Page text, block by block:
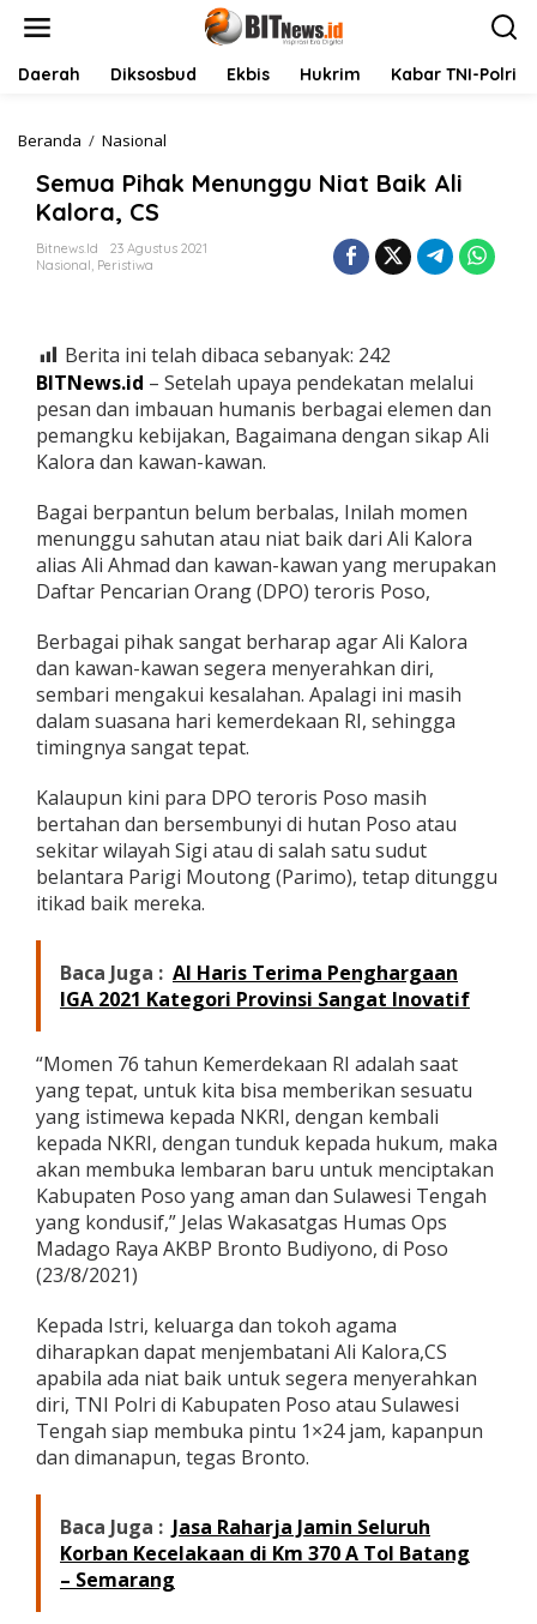
Daerah Diksosbud Ekbis Hukrim Kabar TNI-Polri
Beranda / Nasional
m
P
M
e
u
n
g
u
i
a
t
a
k
A
l
i
K
l
o
r
a
,
C
Semua Pihak Menunggu Niat Baik Ali
Kalora, CS
Bitnews.id
23 Agustus 2021
Nasional, Peristiwa
Berita ini telah dibaca sebanyak: 242
BITNews.id – Setelah upaya pendekatan melalui
pesan dan imbauan humanis berbagai elemen dan
pemangku kebijakan, Bagaimana dengan sikap Ali
Kalora dan kawan-kawan.
Bagai berpantun belum berbalas, Inilah momen
menunggu sahutan atau niat baik dari Ali Kalora
alias Ali Ahmad dan kawan-kawan yang merupakan
Daftar Pencarian Orang (DPO) teroris Poso,
Berbagai pihak sangat berharap agar Ali Kalora
dan kawan-kawan segera menyerahkan diri,
sembari mengakui kesalahan. Apalagi ini masih
dalam suasana hari kemerdekaan RI, sehingga
timingnya sangat tepat.
Kalaupun kini para DPO teroris Poso masih
bertahan dan bersembunyi di hutan Poso atau
sekitar wilayah Sigi atau di salah satu sudut
belantara Parigi Moutong (Parimo), tetap ditunggu
itikad baik mereka.
Baca Juga : Al Haris Terima Penghargaan
IGA 2021 Kategori Provinsi Sangat Inovatif
“Momen 76 tahun Kemerdekaan RI adalah saat
yang tepat, untuk kita bisa memberikan sesuatu
yang istimewa kepada NKRI, dengan kembali
kepada NKRI, dengan tunduk kepada hukum, maka
akan membuka lembaran baru untuk menciptakan
Kabupaten Poso yang aman dan Sulawesi Tengah
yang kondusif,” Jelas Wakasatgas Humas Ops
Madago Raya AKBP Bronto Budiyono, di Poso
(23/8/2021)
Kepada Istri, keluarga dan tokoh agama
diharapkan dapat menjembatani Ali Kalora,CS
apabila ada niat baik untuk segera menyerahkan
diri, TNI Polri di Kabupaten Poso atau Sulawesi
Tengah siap membuka pintu 1×24 jam, kapanpun
dan dimanapun, tegas Bronto.
Baca Juga : Jasa Raharja Jamin Seluruh
Korban Kecelakaan di Km 370 A Tol Batang
– Semarang